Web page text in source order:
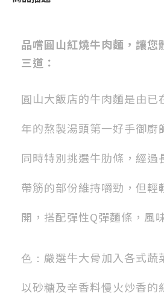
品嚐圓山紅燒牛肉麵，讓
三道：
圓山大飯店的牛肉麵是由已
年的熬製湯頭第一好手御廚
同時特別挑選牛肋條，經過
帶筋的部份維持嚼勁，但輕
開，搭配彈性Q彈麵條，風
色： 嚴選牛大骨加入各式蔬
以砂糖及辛香料慢火炒香的